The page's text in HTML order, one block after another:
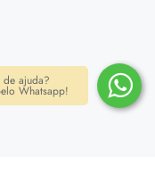
de ajuda?
Whatsapp!